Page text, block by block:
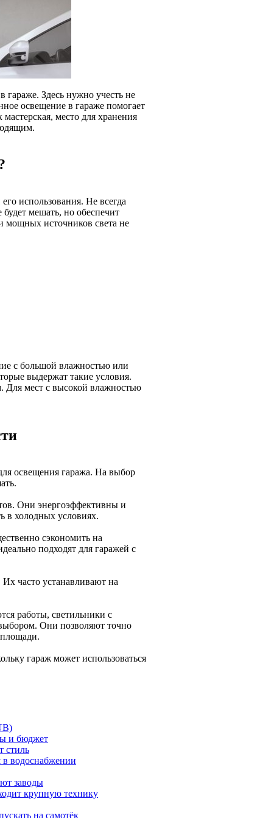
Здесь нужно учесть не
освещение в гараже помогает
место для хранения
использования. Не всегда
мешать, но обеспечит
мощных источников света не
с большой влажностью или
выдержат такие условия.
Для мест с высокой влажностью
освещения гаража. На выбор
Они энергоэффективны и
в холодных условиях.
сэкономить на
подходят для гаражей с
часто устанавливают на
работы, светильники с
Они позволяют точно
площади.
гараж может использоваться
и бюджет
стиль
водоснабжении
заводы
крупную технику
на самотёк